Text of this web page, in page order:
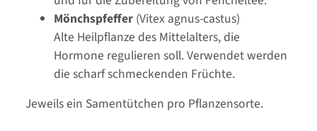
Mönchspfeffer (Vitex agnus-castus)
Alte Heilpflanze des Mittelalters, die
Hormone regulieren soll. Verwendet werden
die scharf schmeckenden Früchte.
Jeweils ein Samentütchen pro Pflanzensorte.